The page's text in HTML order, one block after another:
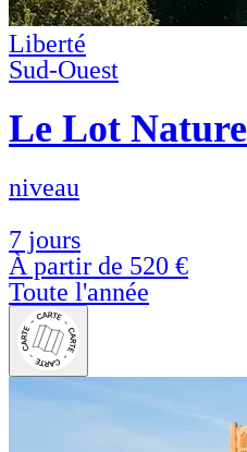
Liberté
Sud-Ouest
Le Lot Nature
niveau
7 jours
À partir de 520 €
Toute l'année